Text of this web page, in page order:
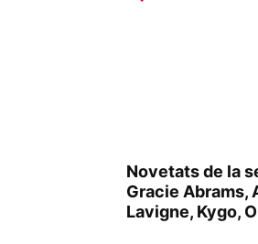
Novetats de la
Gracie Abrams,
Lavigne, Kygo,